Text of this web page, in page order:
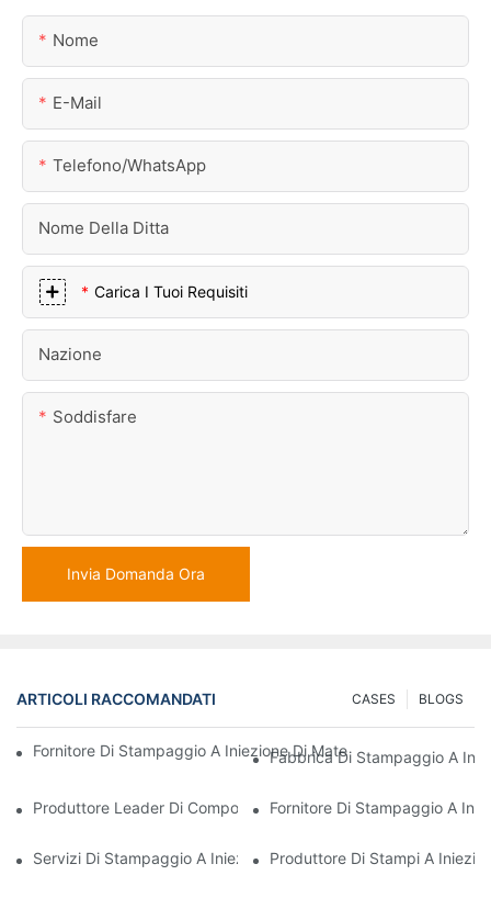
Nome
E-Mail
Telefono/WhatsApp
Nome Della Ditta
Carica I Tuoi Requisiti
Nazione
Soddisfare
Invia Domanda Ora
ARTICOLI RACCOMANDATI BLOGS
CASES
Fornitore Di Stampaggio A Iniezione Di Materie Plastiche Con
Fabbrica Di Stampaggio A
Produttore Leader Di Componenti In Plastica Per I Settori
Fornitore Di Stampaggio A
Servizi Di Stampaggio A Iniezione Di Materie Plastiche Per
Produttore Di Stampi A